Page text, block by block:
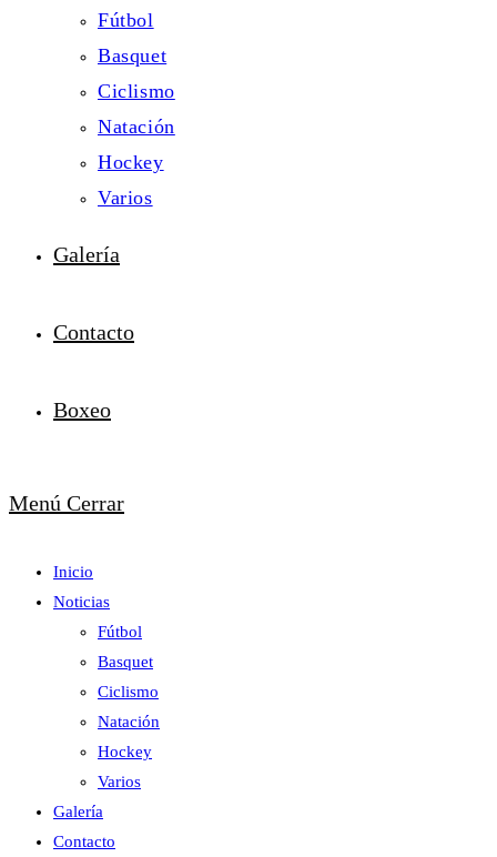
Fútbol
Basquet
Ciclismo
Natación
Hockey
Varios
Galería
Contacto
Boxeo
Menú Cerrar
Inicio
Noticias
Fútbol
Basquet
Ciclismo
Natación
Hockey
Varios
Galería
Contacto